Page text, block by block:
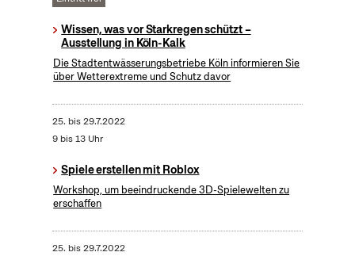
Wissen, was vor Starkregen schützt –
Ausstellung in Köln-Kalk
Die Stadtentwässerungsbetriebe Köln informieren Sie
über Wetterextreme und Schutz davor
25. bis29.7.2022
9 bis 13 Uhr
Spiele erstellen mit Roblox
Workshop, um beeindruckende 3D-Spielewelten zu
erschaffen
25. bis29.7.2022